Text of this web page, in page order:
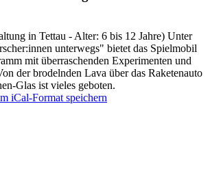
in Tettau - Alter: 6 bis 12 Jahre) Unter
unterwegs" bietet das Spielmobil
mit überraschenden Experimenten und
der brodelnden Lava über das Raketenauto
Glas ist vieles geboten.
iCal-Format speichern